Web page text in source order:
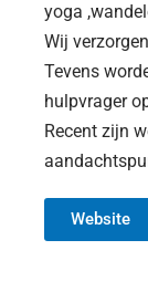
yoga
Wij
Tevens
hulpvrager
Recent zijn
Website